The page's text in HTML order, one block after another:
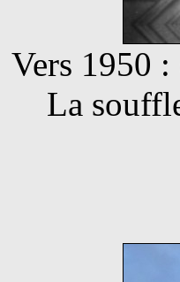
Vers 1950
La